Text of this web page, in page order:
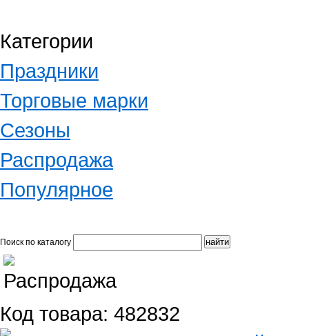
Категории
Праздники
Торговые марки
Сезоны
Распродажа
Популярное
Поиск по каталогу
Код товара: 482832